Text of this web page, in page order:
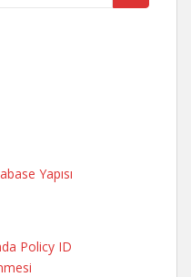
Yapısı
Policy ID